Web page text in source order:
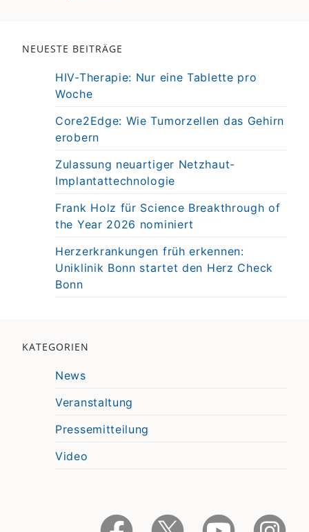
NEUESTE BEITRÄGE
HIV-Therapie: Nur eine Tablette pro
Woche
Core2Edge: Wie Tumorzellen das Gehirn
erobern
Zulassung neuartiger Netzhaut-
Implantattechnologie
Frank Holz für Science Breakthrough of
the Year 2026 nominiert
Herzerkrankungen früh erkennen:
Uniklinik Bonn startet den Herz Check
Bonn
KATEGORIEN
News
Veranstaltung
Pressemitteilung
Video